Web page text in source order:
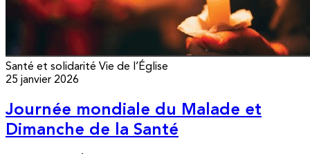
Santé et solidarité Vie de l’Église
25 janvier 2026
Journée mondiale du Malade et
Dimanche de la Santé